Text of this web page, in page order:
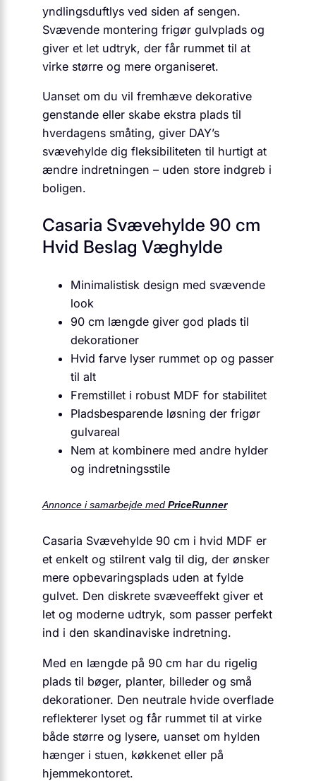
yndlingsduftlys ved siden af sengen.
Svævende montering frigør gulvplads og
giver et let udtryk, der får rummet til at
virke større og mere organiseret.
Uanset om du vil fremhæve dekorative
genstande eller skabe ekstra plads til
hverdagens småting, giver DAY’s
svævehylde dig fleksibiliteten til hurtigt at
ændre indretningen – uden store indgreb i
boligen.
Casaria Svævehylde 90 cm
Hvid Beslag Væghylde
Minimalistisk design med svævende
look
90 cm længde giver god plads til
dekorationer
Hvid farve lyser rummet op og passer
til alt
Fremstillet i robust MDF for stabilitet
Pladsbesparende løsning der frigør
gulvareal
Nem at kombinere med andre hylder
og indretningsstile
Annonce i samarbejde med PriceRunner
Casaria Svævehylde 90 cm i hvid MDF er
et enkelt og stilrent valg til dig, der ønsker
mere opbevaringsplads uden at fylde
gulvet. Den diskrete svæveeffekt giver et
let og moderne udtryk, som passer perfekt
ind i den skandinaviske indretning.
Med en længde på 90 cm har du rigelig
plads til bøger, planter, billeder og små
dekorationer. Den neutrale hvide overflade
reflekterer lyset og får rummet til at virke
både større og lysere, uanset om hylden
hænger i stuen, køkkenet eller på
hjemmekontoret.